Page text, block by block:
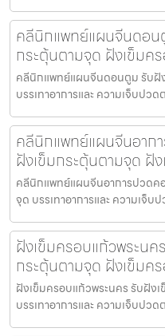
คลีนิกแพทย์แผนจีนดอน
กระตุ้นตามจุด ฝังเข็มค
คลีนิกแพทย์แผนจีนดอนตูม รับฝั
บรรเทาอาการและ ความเจ็บป
คลีนิกแพทย์แผนจีนอาก
ฝังเข็มกระตุ้นตามจุด ฝั
คลีนิกแพทย์แผนจีนอาการปวดค
จุด บรรเทาอาการและ ความเจ็
ฝังเข็มครอบแก้วพระนค
กระตุ้นตามจุด ฝังเข็มค
ฝังเข็มครอบแก้วพระนคร รับฝัง
บรรเทาอาการและ ความเจ็บปว